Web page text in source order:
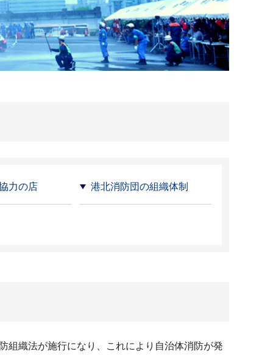
力の店 港北消防団の組織体制
組織法が施行になり、これにより自治体消防が発